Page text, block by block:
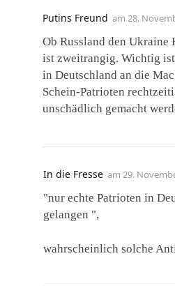
Putins Freund am 28.
Ob Russland den
ist zweitrangig. Wichtig
in Deutschland an die
Schein-Patrioten
unschädlich gemacht
In die Fresse am 29.
"nur echte Patrioten in
gelangen ",
wahrscheinlich solche